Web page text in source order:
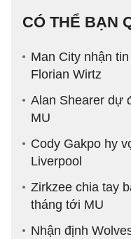
CÓ THỂ BẠN
Man City nhận
Florian Wirtz
Alan Shearer dự
MU
Cody Gakpo hy
Liverpool
Zirkzee chia tay
tháng tới MU
Nhận định